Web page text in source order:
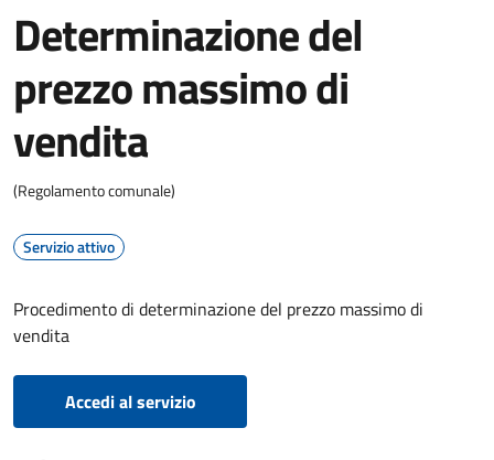
Determinazione del
prezzo massimo di
vendita
(Regolamento comunale)
Servizio attivo
Procedimento di determinazione del prezzo massimo di
vendita
Accedi al servizio